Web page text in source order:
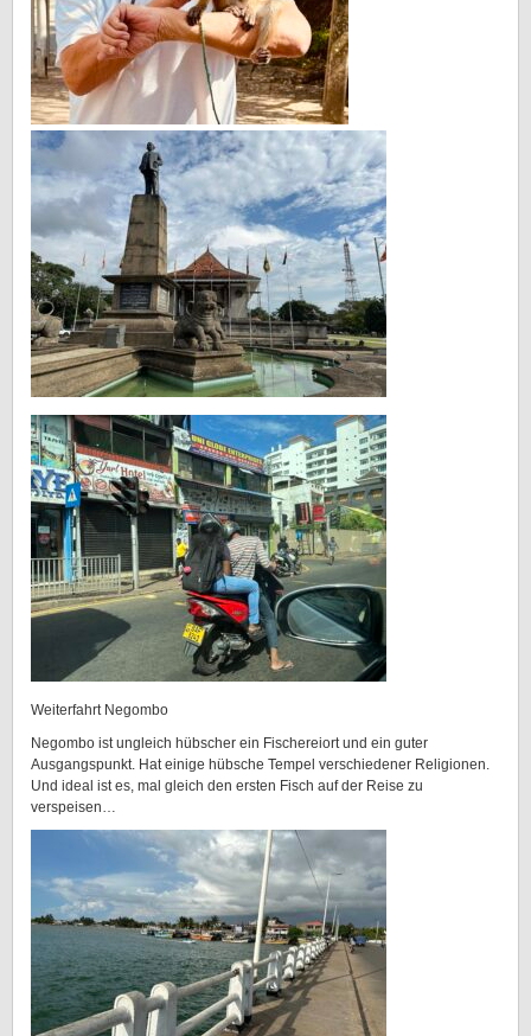
Weiterfahrt Negombo
Negombo ist ungleich hübscher ein Fischereiort und ein guter
Ausgangspunkt. Hat einige hübsche Tempel verschiedener Religionen.
Und ideal ist es, mal gleich den ersten Fisch auf der Reise zu
verspeisen…